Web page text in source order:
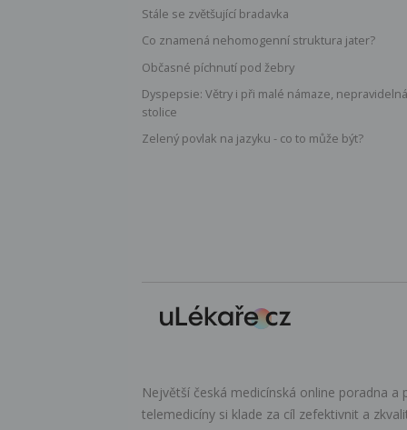
Stále se zvětšující bradavka
Co znamená nehomogenní struktura jater?
Občasné píchnutí pod žebry
Dyspepsie: Větry i při malé námaze, nepravidelná
stolice
Zelený povlak na jazyku - co to může být?
Největší česká medicínská online poradna a
telemedicíny si klade za cíl zefektivnit a